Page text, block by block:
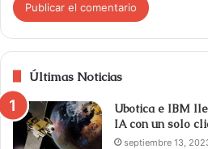
Últimas Noticias
Ubotica e IBM
IA con un solo
septiembre 13,